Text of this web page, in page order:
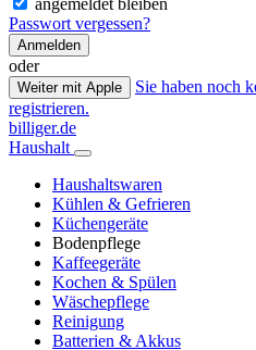
angemeldet bleiben
Passwort vergessen?
Anmelden
oder
Weiter mit Apple
Sie haben noch
registrieren.
billiger.de
Haushalt
Haushaltswaren
Kühlen & Gefrieren
Küchengeräte
Bodenpflege
Kaffeegeräte
Kochen & Spülen
Wäschepflege
Reinigung
Batterien & Akkus